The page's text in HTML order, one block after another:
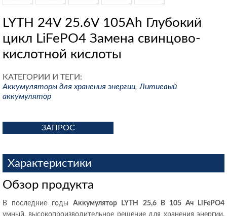
LYTH 24V 25.6V 105Ah Глубокий
цикл LiFePO4 Замена свинцово-
кислотной кислоты
КАТЕГОРИИ И ТЕГИ:
Аккумуляторы для хранения энергии, Литиевый
аккумулятор
ЗАПРОС
Характеристики
Обзор продукта
В последние годыАккумулятор LYTH 25,6 В 105 Ач LiFePO4
умный, высокопроизводительное решение для хранения энергии,